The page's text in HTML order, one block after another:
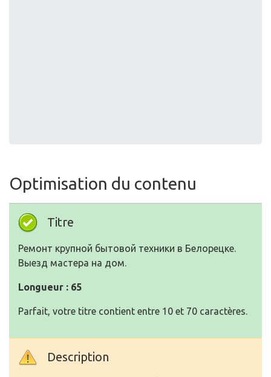
Optimisation du contenu
Titre
Ремонт крупной бытовой техники в Белорецке.
Выезд мастера на дом.
Longueur : 65
Parfait, votre titre contient entre 10 et 70 caractères.
Description